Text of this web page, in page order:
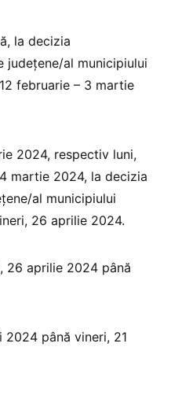
la decizia
județene/al municipiului
februarie – 3 martie
2024, respectiv luni,
martie 2024, la decizia
al municipiului
26 aprilie 2024.
26 aprilie 2024 până
2024 până vineri, 21